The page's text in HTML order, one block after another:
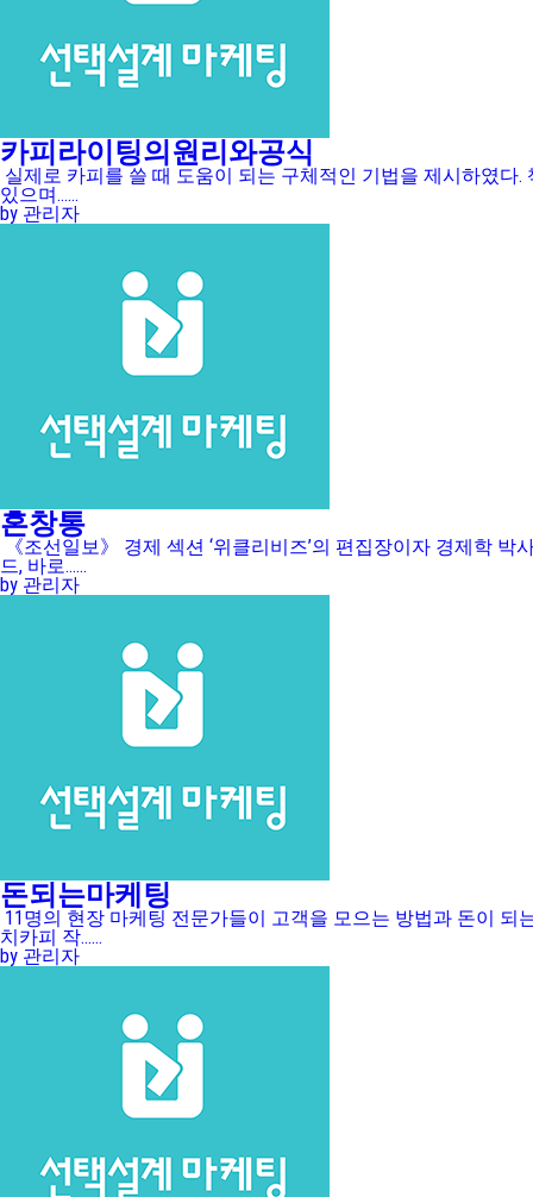
카피라이팅의원리와공식
실제로 카피를 쓸 때 도움이 되는 구체적인 기법을 제시하였
있으며......
by 관리자
혼창통
《조선일보》 경제 섹션 ‘위클리비즈’의 편집장이자 경제학
드, 바로......
by 관리자
돈되는마케팅
11명의 현장 마케팅 전문가들이 고객을 모으는 방법과 돈이
치카피 작......
by 관리자